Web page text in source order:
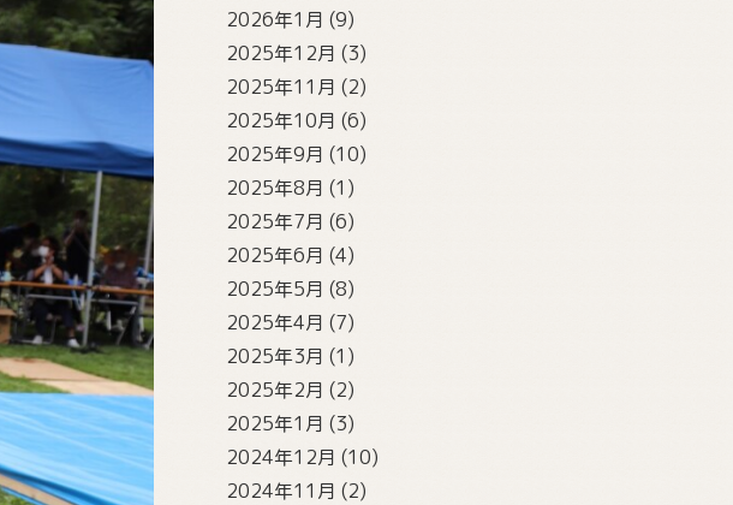
2026年1月 (9)
2025年12月 (3)
2025年11月 (2)
2025年10月 (6)
2025年9月 (10)
2025年8月 (1)
2025年7月 (6)
2025年6月 (4)
2025年5月 (8)
2025年4月 (7)
2025年3月 (1)
2025年2月 (2)
2025年1月 (3)
2024年12月 (10)
2024年11月 (2)